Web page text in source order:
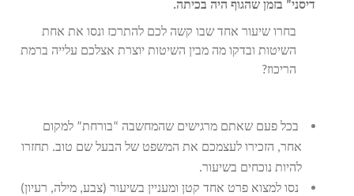
דיסני” בזמן שהגוף היה בכיתה.
בחרו שיעור אחד שבו קשה לכם להתרכז ונסו את אחת
השיטות ובדקו מה מבין השיטות יוצרת אצלכם עלייה ברמת
הריכוז?
בכל פעם שאתם מרגישים שהמחשבה “בורחת” למקום
אחר, הזכירו לעצמכם את המשפט של הבעל שם טוב. תחזרו
להיות נוכחים בשיעור.
נסו למצוא פרט אחד קטן ומעניין בשיעור (צבע, מילה, רעיון)